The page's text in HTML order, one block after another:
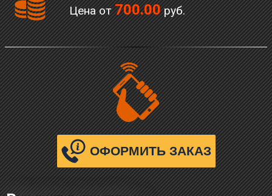
Цена от 700.00 руб.
ОФОРМИТЬ ЗАКАЗ